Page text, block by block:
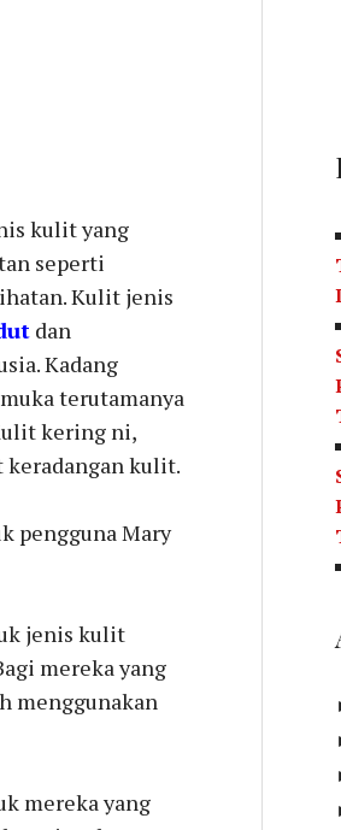
kulit yang
seperti
Kulit jenis
dan
Kadang
terutamanya
kering ni,
kulit.
pengguna Mary
jenis kulit
mereka yang
menggunakan
mereka yang